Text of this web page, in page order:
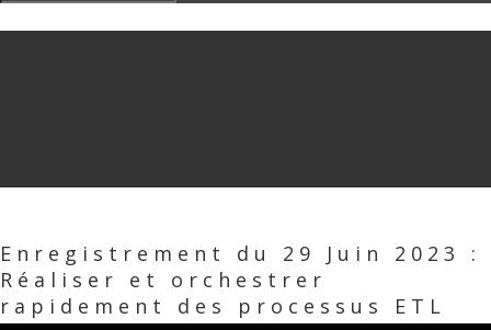
Enregistrement du 29 Juin 2023 :
Réaliser et orchestrer
rapidement des processus ETL